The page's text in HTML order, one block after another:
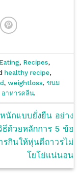
, Recipes,
healthy recipe,
, weightloss, ขนม
อาหารคลีน.
นักแบบยั่งยืน อย่าง
ธีด้วยหลักการ 5 ข้อ
รกินให้หุ่นดีถาวรไม่
โยโย่แน่นอน